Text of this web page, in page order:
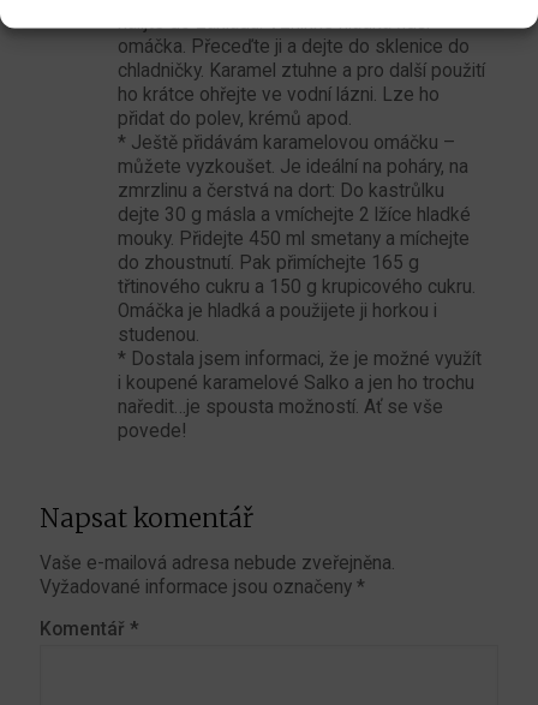
nalijte do základu. Vznikne hladká řidší
omáčka. Přeceďte ji a dejte do sklenice do
chladničky. Karamel ztuhne a pro další použití
ho krátce ohřejte ve vodní lázni. Lze ho
přidat do polev, krémů apod.
* Ještě přidávám karamelovou omáčku –
můžete vyzkoušet. Je ideální na poháry, na
zmrzlinu a čerstvá na dort: Do kastrůlku
dejte 30 g másla a vmíchejte 2 lžíce hladké
mouky. Přidejte 450 ml smetany a míchejte
do zhoustnutí. Pak přimíchejte 165 g
třtinového cukru a 150 g krupicového cukru.
Omáčka je hladká a použijete ji horkou i
studenou.
* Dostala jsem informaci, že je možné využít
i koupené karamelové Salko a jen ho trochu
naředit…je spousta možností. Ať se vše
povede!
Napsat komentář
Vaše e-mailová adresa nebude zveřejněna.
Vyžadované informace jsou označeny *
Komentář *